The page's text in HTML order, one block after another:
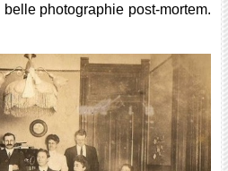
photographie post-mortem.